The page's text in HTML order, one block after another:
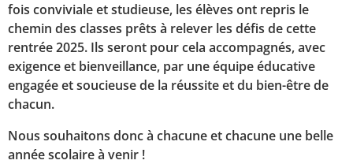
fois conviviale et studieuse, les élèves ont repris le
chemin des classes prêts à relever les défis de cette
rentrée 2025. Ils seront pour cela accompagnés, avec
exigence et bienveillance, par une équipe éducative
engagée et soucieuse de la réussite et du bien-être de
chacun.
Nous souhaitons donc à chacune et chacune une belle
année scolaire à venir !